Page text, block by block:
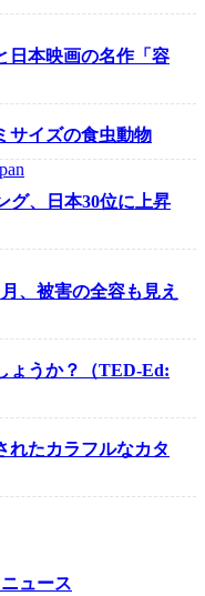
日本映画の名作「容
サイズの食虫動物
グ、日本30位に上昇
、被害の全容も見え
ょうか？（TED-Ed:
れたカラフルなカタ
ュース